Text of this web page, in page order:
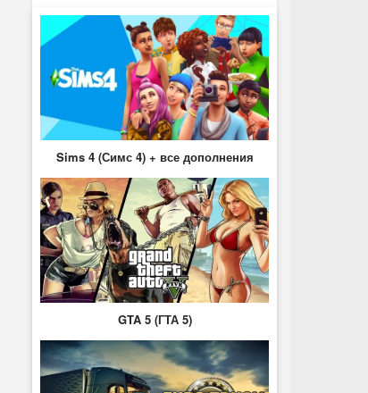
Sims 4 (Симс 4) + все дополнения
GTA 5 (ГТА 5)